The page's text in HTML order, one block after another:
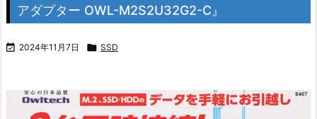
アダプター OWL-M2S2U32G2-C』
 2024年11月7日  SSD